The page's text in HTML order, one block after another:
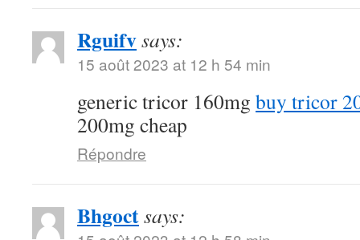
Rguifvsays:
15 août 2023 at 12 h 54 min
generic tricor 160mg buy tricor
200mg cheap
Répondre
Bhgoctsays: